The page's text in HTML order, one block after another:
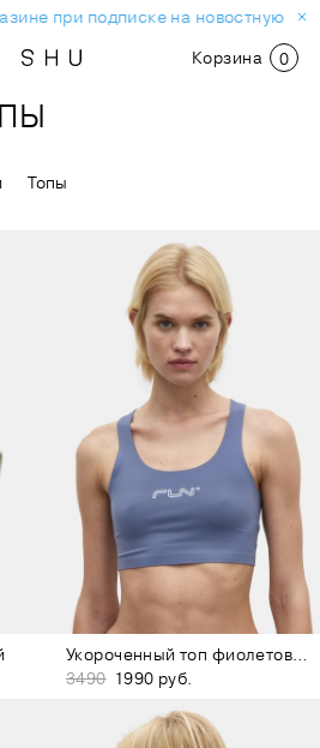
при подписке на новостную
Корзина 0
Топы
Укороченный топ фиолетовый
3490 1990 руб.